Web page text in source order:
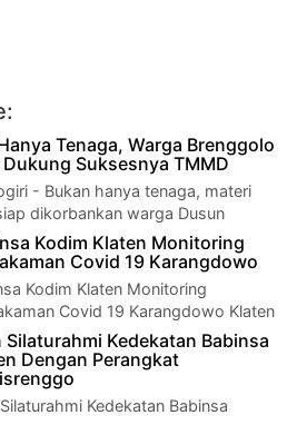
Tenaga, Warga Brenggolo
Dukung Suksesnya TMMD
- Bukan hanya tenaga, materi
dikorbankan warga Dusun
untuk mewujudkan mimpi m…
Kodim Klaten Monitoring
Covid 19 Karangdowo
Kodim Klaten Monitoring
Covid 19 Karangdowo Klaten
Agus Aminudin Anggota Kor…
Silaturahmi Kedekatan Babinsa
Dengan Perangkat
Kedekatan Babinsa